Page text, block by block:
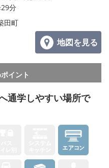
分
田町
地図を見る
イント
通学しやすい場所で